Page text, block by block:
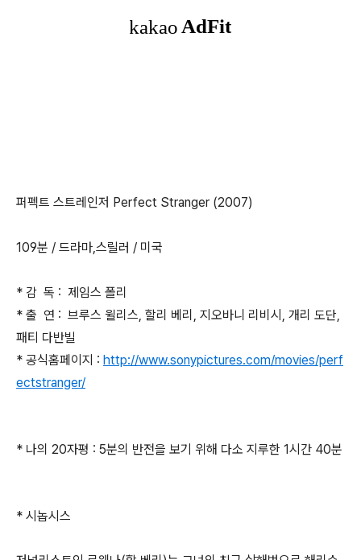
퍼펙트 스트레인저 Perfect Stranger (2007)
109분 / 드라마,스릴러 / 미국
* 감 독 : 제임스 폴리
* 출 연 : 브루스 윌리스, 할리 베리, 지오바니 리비시, 개리 도단,
패티 다반빌
* 공식홈페이지 : http://www.sonypictures.com/movies/perf
ectstranger/
* 나의 20자평 : 5분의 반전을 보기 위해 다소 지루한 1시간 40분
* 시놉시스